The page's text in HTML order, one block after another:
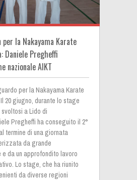
per la Nakayama Karate
Daniele Pregheffi
nazionale AIKT
per la Nakayama Karate
20 giugno, durante lo stage
a Lido di
Pregheffi ha conseguito il 2°
termine di una giornata
da grande
da un approfondito lavoro
Lo stage, che ha riunito
da diverse regioni